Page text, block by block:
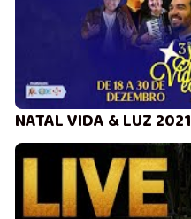
NATAL VIDA & LUZ 2021